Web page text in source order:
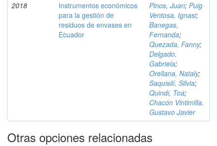
2018
Instrumentos económicos
para la gestión de
residuos de envases en
Ecuador
Pinos, Juan; Puig
Ventosa, Ignasi;
Banegas,
Fernanda;
Quezada, Fanny;
Delgado,
Gabriela;
Orellana, Nataly;
Saquisilí, Silvia;
Quindi, Toa;
Chacón Vintimilla,
Gustavo Javier
Otras opciones relacionadas